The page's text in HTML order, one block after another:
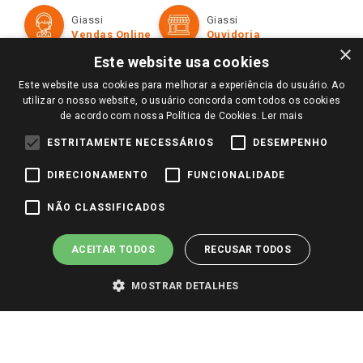
Televendas
Perguntas frequentes
Trabalhe Conosco
Identidade Visual
Formas de Pagamento
Políticas de entrega
Trocas e Devoluções
Giassi
Vendas Online
Giassi
Ouvidoria
Redes Sociais
Pagamento e Segurança
×
Este website usa cookies
Este website usa cookies para melhorar a experiência do usuário. Ao
utilizar o nosso website, o usuário concorda com todos os cookies
de acordo com nossa Política de Cookies. Ler mais
ESTRITAMENTE NECESSÁRIOS DESEMPENHO
DIRECIONAMENTO FUNCIONALIDADE
NÃO CLASSIFICADOS
ACEITAR TODOS RECUSAR TODOS
MOSTRAR DETALHES